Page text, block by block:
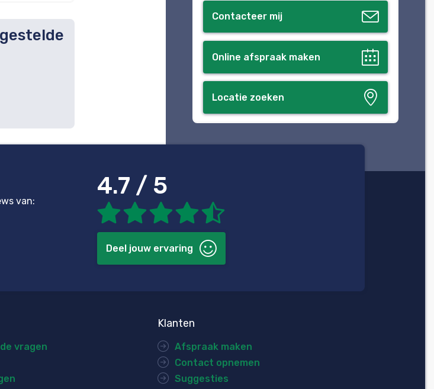
Contacteer mij
Online afspraak maken
Locatie zoeken
van:
4.7 / 5
Deel jouw ervaring
vragen
Klanten
Afspraak maken
Contact opnemen
Suggesties